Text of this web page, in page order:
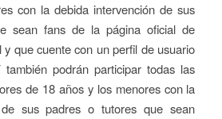
con la debida intervención de sus
sean fans de la página oficial de
y que cuente con un perfil de usuario
podrán participar todas las
de 18 años y los menores con la
de sus padres o tutores que sean